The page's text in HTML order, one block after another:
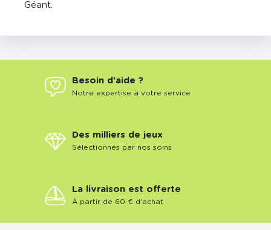
Géant.
Besoin d'aide ?
Notre expertise à votre service
Des milliers de jeux
Sélectionnés par nos soins
La livraison est offerte
À partir de 60 € d'achat